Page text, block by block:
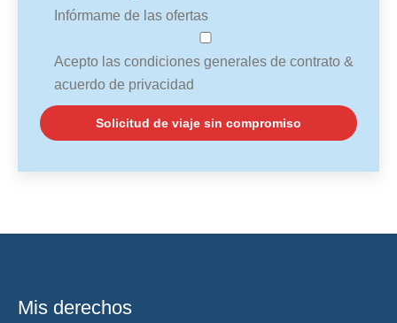
Infórmame de las ofertas
Acepto las condiciones generales de contrato &
acuerdo de privacidad
Mis derechos